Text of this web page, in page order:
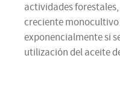
actividades
creciente monocultivo
exponencialmente si
utilización del aceite